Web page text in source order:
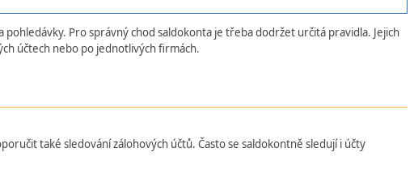
Pro správný chod saldokonta je třeba dodržet určitá pravidla. Jejich
účtech nebo po jednotlivých firmách.
také sledování zálohových účtů. Často se saldokontně sledují i účty